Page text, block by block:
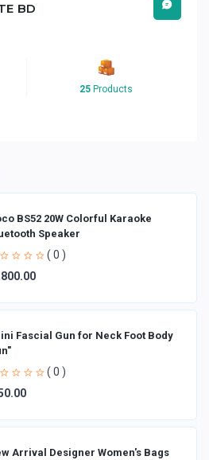
BD
25 Products
BS52 20W Colorful Karaoke
Speaker
( 0 )
Fascial Gun for Neck Foot Body
( 0 )
Arrival Designer Women′s Bags